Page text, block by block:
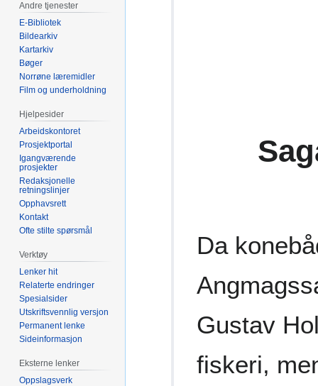
Da
Gustav
fiskeri,
Andre tjenester
E-Bibliotek
Bildearkiv
Kartarkiv
Bøger
Norrøne læremidler
Film og underholdning
Hjelpesider
Arbeidskontoret
Prosjektportal
Igangværende
prosjekter
Redaksjonelle
retningslinjer
Opphavsrett
Kontakt
Ofte stilte spørsmål
Verktøy
Lenker hit
Relaterte endringer
Spesialsider
Utskriftsvennlig versjon
Permanent lenke
Sideinformasjon
Eksterne lenker
Oppslagsverk